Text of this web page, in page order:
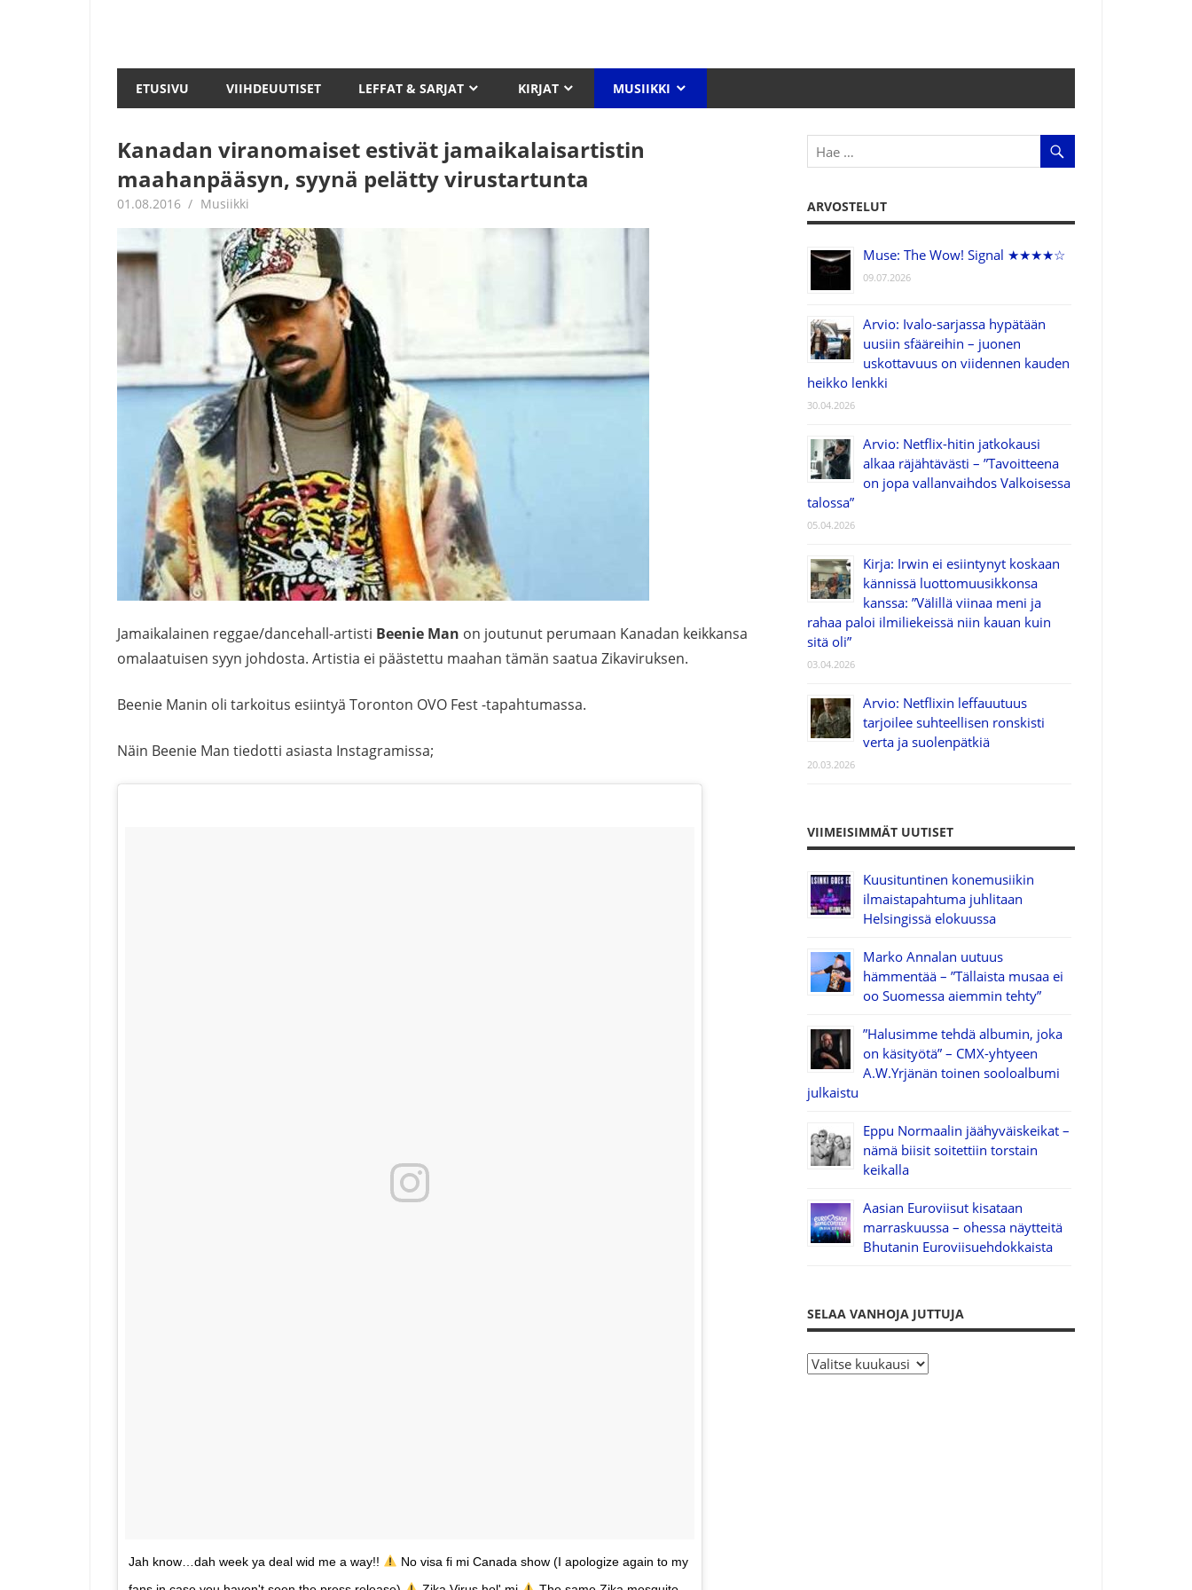
ETUSIVU VIIHDEUUTISET LEFFAT & SARJAT KIRJAT MUSIIKKI
Kanadan viranomaiset estivät jamaikalaisartistin
maahanpääsyn, syynä pelätty virustartunta
01.08.2016 Juha Kaunisto
Musiikki
Jamaikalainen reggae/dancehall-artisti Beenie Man on joutunut perumaan Kanadan keikkansa
omalaatuisen syyn johdosta. Artistia ei päästettu maahan tämän saatua Zikaviruksen.
Beenie Manin oli tarkoitus esiintyä Toronton OVO Fest -tapahtumassa.
Näin Beenie Man tiedotti asiasta Instagramissa;
Jah know…dah week ya deal wid me a way!!
No visa fi mi Canada show (I apologize again to my
ARVOSTELUT
Muse: The Wow! Signal ★★★★☆
09.07.2026
Arvio: Ivalo-sarjassa hypätään
uusiin sfääreihin – juonen
uskottavuus on viidennen kauden
heikko lenkki
30.04.2026
Arvio: Netflix-hitin jatkokausi
alkaa räjähtävästi – ”Tavoitteena
on jopa vallanvaihdos Valkoisessa
talossa”
05.04.2026
Kirja: Irwin ei esiintynyt koskaan
kännissä luottomuusikkonsa
kanssa: ”Välillä viinaa meni ja
rahaa paloi ilmiliekeissä niin kauan kuin
sitä oli”
03.04.2026
Arvio: Netflixin leffauutuus
tarjoilee suhteellisen ronskisti
verta ja suolenpätkiä
20.03.2026
VIIMEISIMMÄT UUTISET
Kuusituntinen konemusiikin
ilmaistapahtuma juhlitaan
Helsingissä elokuussa
Marko Annalan uutuus
hämmentää – ”Tällaista musaa ei
oo Suomessa aiemmin tehty”
”Halusimme tehdä albumin, joka
on käsityötä” – CMX-yhtyeen
A.W.Yrjänän toinen sooloalbumi
julkaistu
Eppu Normaalin jäähyväiskeikat –
nämä biisit soitettiin torstain
keikalla
Aasian Euroviisut kisataan
marraskuussa – ohessa näytteitä
Bhutanin Euroviisuehdokkaista
SELAA VANHOJA JUTTUJA
S